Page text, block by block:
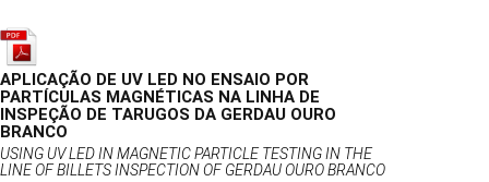
APLICAÇÃO DE UV LED NO ENSAIO POR
PARTÍCULAS MAGNÉTICAS NA LINHA DE
INSPEÇÃO DE TARUGOS DA GERDAU OURO
BRANCO
USING UV LED IN MAGNETIC PARTICLE TESTING IN THE
LINE OF BILLETS INSPECTION OF GERDAU OURO BRANCO